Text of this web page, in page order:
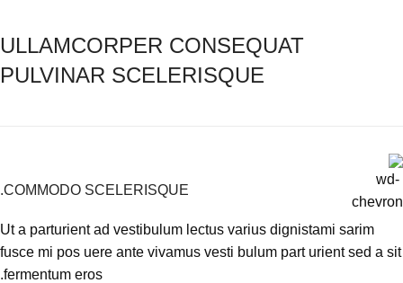
ULLAMCORPER CONSEQUAT
PULVINAR SCELERISQUE
COMMODO SCELERISQUE.
Ut a parturient ad vestibulum lectus varius dignistami sarim
fusce mi pos uere ante vivamus vesti bulum part urient sed a sit
fermentum eros.